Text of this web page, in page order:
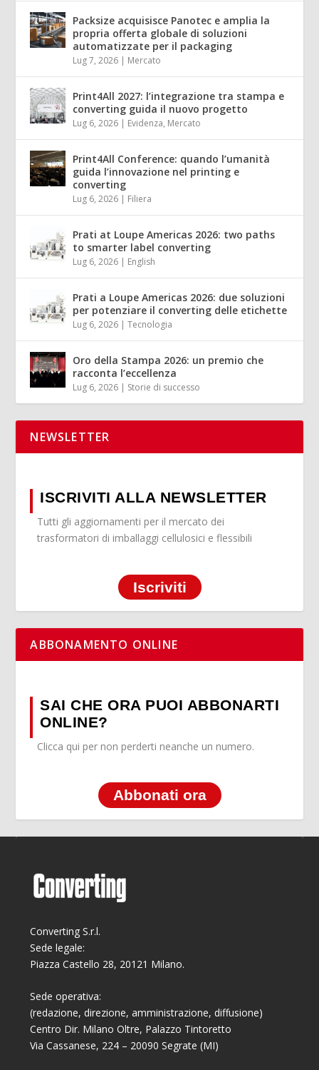
Packsize acquisisce Panotec e amplia la
propria offerta globale di soluzioni
automatizzate per il packaging
Lug 7, 2026 | Mercato
Print4All 2027: l’integrazione tra stampa e
converting guida il nuovo progetto
Lug 6, 2026 | Evidenza, Mercato
Print4All Conference: quando l’umanità
guida l’innovazione nel printing e
converting
Lug 6, 2026 | Filiera
Prati at Loupe Americas 2026: two paths
to smarter label converting
Lug 6, 2026 | English
Prati a Loupe Americas 2026: due soluzioni
per potenziare il converting delle etichette
Lug 6, 2026 |Tecnologia
Oro della Stampa 2026: un premio che
racconta l’eccellenza
Lug 6, 2026 | Storie di successo
NEWSLETTER
ISCRIVITI ALLA NEWSLETTER
Tutti gli aggiornamenti per il mercato dei
trasformatori di imballaggi cellulosici e flessibili
Iscriviti
ABBONAMENTO ONLINE
SAI CHE ORA PUOI ABBONARTI
ONLINE?
Clicca qui per non perderti neanche un numero.
Abbonati ora
Converting S.r.l.
Sede legale:
Piazza Castello 28, 20121 Milano.
Sede operativa:
(redazione, direzione, amministrazione, diffusione)
Centro Dir. Milano Oltre, Palazzo Tintoretto
Via Cassanese, 224 – 20090 Segrate (MI)